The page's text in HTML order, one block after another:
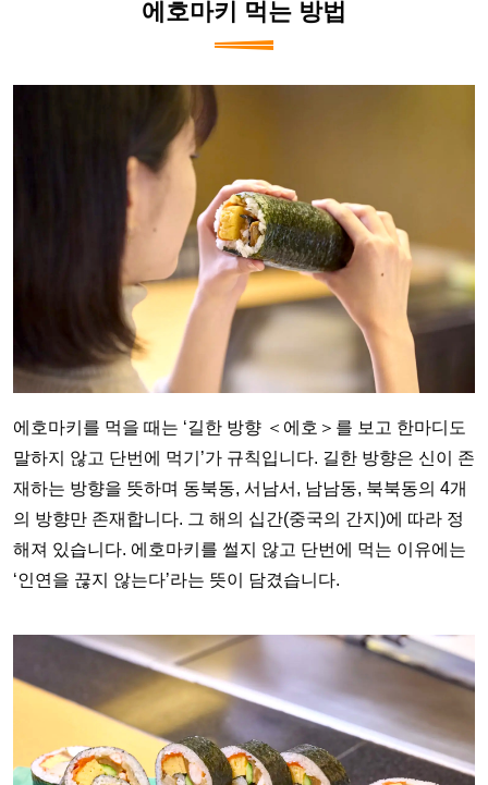
에호마키 먹는 방법
에호마키를 먹을 때는 ‘길한 방향 ＜에호＞를 보고 한마디도
말하지 않고 단번에 먹기’가 규칙입니다. 길한 방향은 신이 존
재하는 방향을 뜻하며 동북동, 서남서, 남남동, 북북동의 4개
의 방향만 존재합니다. 그 해의 십간(중국의 간지)에 따라 정
해져 있습니다. 에호마키를 썰지 않고 단번에 먹는 이유에는
‘인연을 끊지 않는다’라는 뜻이 담겼습니다.